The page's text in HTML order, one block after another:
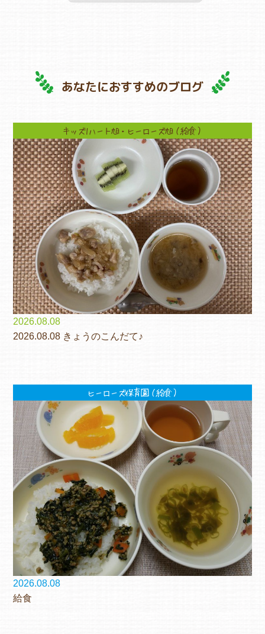
あなたにおすすめのブログ
キッズ1ハート旭・ヒーローズ旭（給食）
2026.08.08
2026.08.08 きょうのこんだて♪
ヒーローズ保育園（給食）
2026.08.08
給食